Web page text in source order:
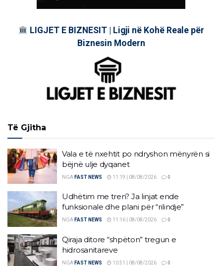
LIGJET E BIZNESIT | Ligji në Kohë Reale për
Biznesin Modern
Të Gjitha
Vala e të nxehtit po ndryshon mënyrën si
bëjnë ulje dyqanet
NGA FAST NEWS 11:19 | 08/08/2026 0
Udhëtim me tren? Ja linjat ende
funksionale dhe plani për “rilindje”
NGA FAST NEWS 11:16 | 08/08/2026 0
Qiraja ditore “shpëton” tregun e
hidrosanitareve
NGA FAST NEWS 10:51 | 08/08/2026 0